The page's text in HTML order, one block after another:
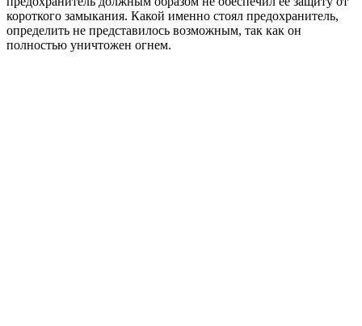
короткого замыкания. Какой именно стоял предохранитель,
определить не представилось возможным, так как он
полностью уничтожен огнем.